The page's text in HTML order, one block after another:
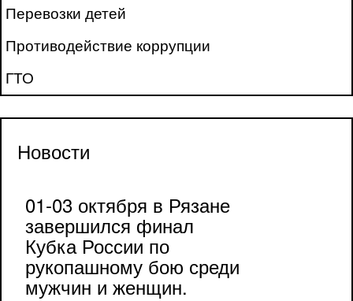
Перевозки детей
Противодействие коррупции
ГТО
Новости
01-03 октября в Рязане
завершился финал
Кубка России по
рукопашному бою среди
мужчин и женщин.